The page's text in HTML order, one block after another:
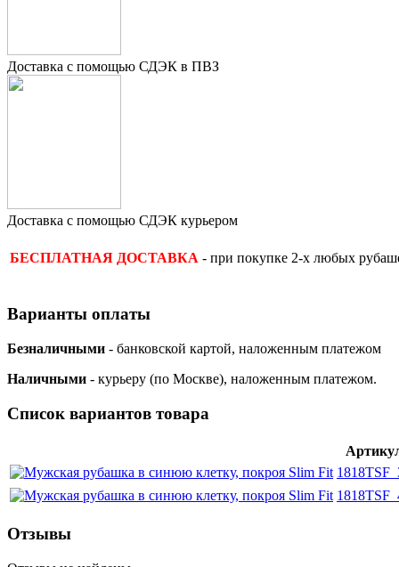
Доставка с помощью СДЭК в ПВЗ
Доставка с помощью СДЭК курьером
БЕСПЛАТНАЯ ДОСТАВКА - при покупке 2-х любых
Варианты оплаты
Безналичными - банковской картой, наложенным платежом
Наличными - курьеру (по Москве), наложенным платежом.
Список вариантов товара
Отзывы